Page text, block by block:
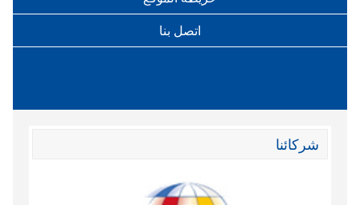
اتصل بنا
شركائنا